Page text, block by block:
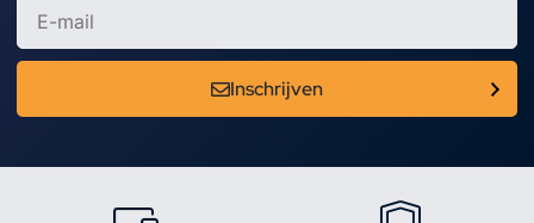
Inschrijven